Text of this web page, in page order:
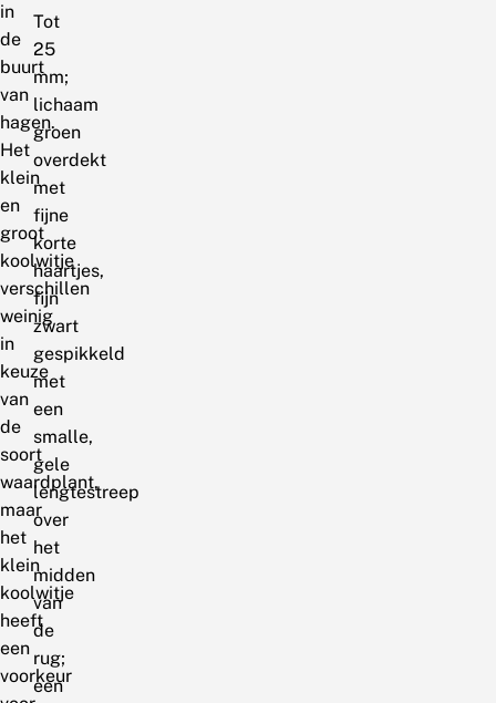
in
de
buurt
van
hagen.
Het
klein
en
groot
koolwitje
verschillen
weinig
in
keuze
van
de
soort
waardplant,
maar
het
klein
koolwitje
heeft
een
voorkeur
Tot
25
mm;
lichaam
groen
overdekt
met
fijne
korte
haartjes,
fijn
zwart
gespikkeld
met
een
smalle,
gele
lengtestreep
over
het
midden
van
de
rug;
een